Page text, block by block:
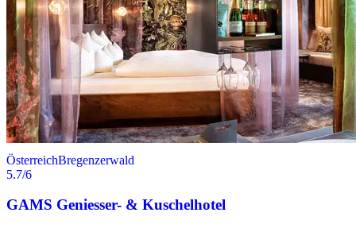
ÖsterreichBregenzerwald
5.7/6
GAMS Geniesser- & Kuschelhotel